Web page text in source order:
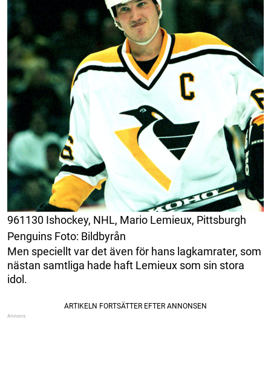
961130 Ishockey, NHL, Mario Lemieux, Pittsburgh
Penguins Foto: Bildbyrån
Men speciellt var det även för hans lagkamrater, som
nästan samtliga hade haft Lemieux som sin stora
idol.